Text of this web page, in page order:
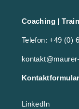
Coaching |
Telefon: +49 (0)
Kontaktformular
LinkedIn